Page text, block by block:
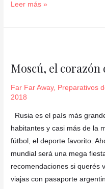
Leer más »
Moscú, el corazón
Far Far Away, Preparativos
2018
Rusia es el país más
habitantes y casi más de la
fútbol, el deporte favorito.
mundial será una mega
recomendaciones si querés
viajas con pasaporte
corazón
Rusia